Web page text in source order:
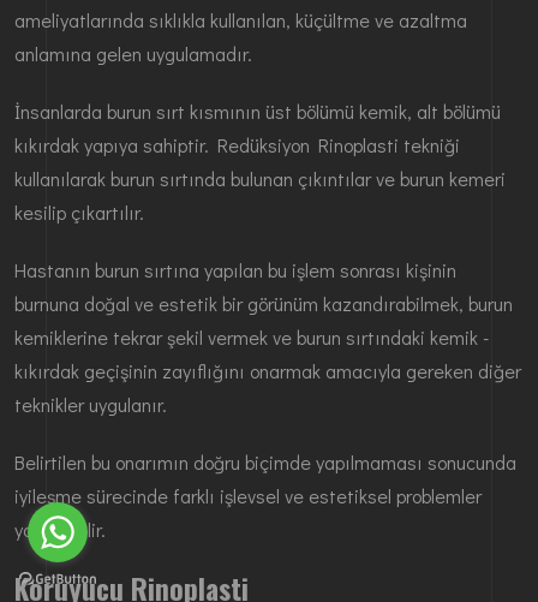
ameliyatlarında sıklıkla kullanılan, küçültme ve azaltma
anlamına gelen uygulamadır.
İnsanlarda burun sırt kısmının üst bölümü kemik, alt bölümü
kıkırdak yapıya sahiptir. Redüksiyon Rinoplasti tekniği
kullanılarak burun sırtında bulunan çıkıntılar ve burun kemeri
kesilip çıkartılır.
Hastanın burun sırtına yapılan bu işlem sonrası kişinin
burnuna doğal ve estetik bir görünüm kazandırabilmek, burun
kemiklerine tekrar şekil vermek ve burun sırtındaki kemik -
kıkırdak geçişinin zayıflığını onarmak amacıyla gereken diğer
teknikler uygulanır.
Belirtilen bu onarımın doğru biçimde yapılmaması sonucunda
iyileşme sürecinde farklı işlevsel ve estetiksel problemler
yaşanabilir.
Koruyucu Rinoplasti